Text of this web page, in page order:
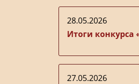
28.05.2026
Итоги конкурса
27.05.2026